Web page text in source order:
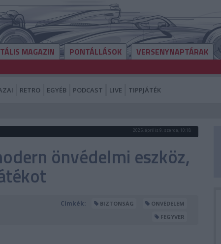
MAGAZIN PONTÁLLÁSOK VERSENYNAPTÁRAK
RETRO EGYÉB PODCAST LIVE TIPPJÁTÉK
2025. április 9. szerda, 10:18
önvédelmi eszköz,
Címkék: BIZTONSÁG
ÖNVÉDELEM
FEGYVER